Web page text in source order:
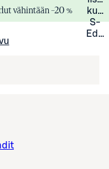
vähintään –20 %
S-